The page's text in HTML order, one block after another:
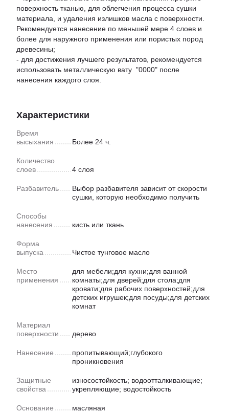
поверхность тканью, для облегчения процесса сушки
материала, и удаления излишков масла с поверхности.
Рекомендуется нанесение по меньшей мере 4 слоев и
более для наружного применения или пористых пород
древесины;
- для достижения лучшего результатов, рекомендуется
использовать металлическую вату "0000" после
нанесения каждого слоя.
Характеристики
Время
высыхания
Более 24 ч.
Количество
слоев
4 слоя
Разбавитель
Выбор разбавителя зависит от скорости
сушки, которую необходимо получить
Способы
нанесения
кисть или ткань
Форма
выпуска
Чистое тунговое масло
Место
применения
для мебели;для кухни;для ванной
комнаты;для дверей;для стола;для
кровати;для рабочих поверхностей;для
детских игрушек;для посуды;для детских
комнат
Материал
поверхности
дерево
Нанесение
пропитывающий;глубокого
проникновения
Защитные
свойства
износостойкость; водоотталкивающие;
укрепляющие; водостойкость
Основание масляная